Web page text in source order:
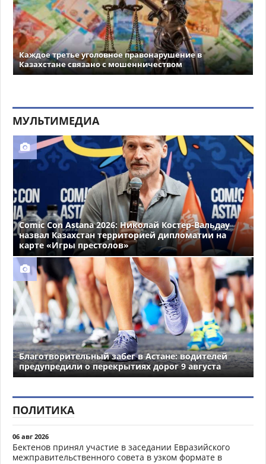
Каждое третье уголовное правонарушение в
Казахстане связано с мошенничеством
МУЛЬТИМЕДИА
Comic Con Astana 2026: Николай Костер-Вальдау
назвал Казахстан территорией дипломатии на
карте «Игры престолов»
Благотворительный забег в Астане: водителей
предупредили о перекрытиях дорог 9 августа
ПОЛИТИКА
06 авг 2026
Бектенов принял участие в заседании Евразийского
межправительственного совета в узком формате в